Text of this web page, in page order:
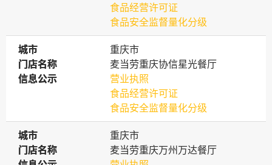
食品经营许可证
食品安全监督量化分级
城市
城市
重庆市
门店名称
门店名称
麦当劳重庆协信星光餐厅
信息公示
信息公示
营业执照
食品经营许可证
食品安全监督量化分级
城市
城市
重庆市
门店名称
门店名称
麦当劳重庆万州万达餐厅